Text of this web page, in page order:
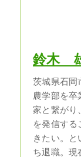
鈴木
茨城県石岡
農学部を卒
家と繋がり
を発信する
きたい。と
ち退職。現